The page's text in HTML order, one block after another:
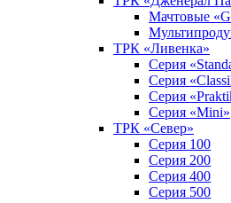
Мачтовые
ТРК «Ливенка»
Серия
Серия
Серия
Серия «Mini»
ТРК «Север»
Серия 100
Серия 200
Серия 400
Серия 500